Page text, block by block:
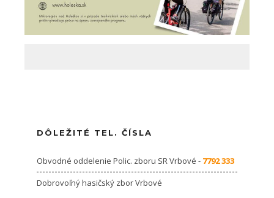
DÔLEŽITÉ TEL. ČÍSLA
Obvodné oddelenie Polic. zboru SR Vrbové - 7792 333
Dobrovoľný hasičský zbor Vrbové